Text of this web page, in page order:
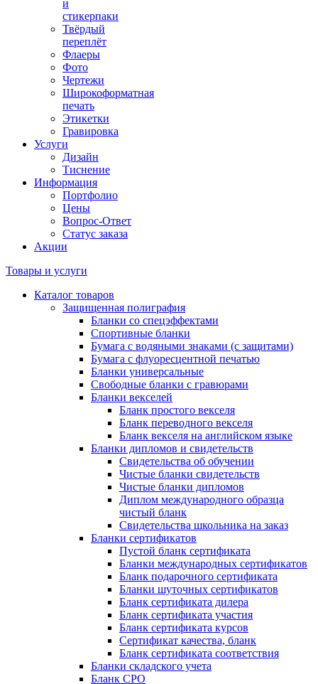
и
стикерпаки
Твёрдый
переплёт
Флаеры
Фото
Чертежи
Широкоформатная
печать
Этикетки
Гравировка
Услуги
Дизайн
Тиснение
Информация
Портфолио
Цены
Вопрос-Ответ
Статус заказа
Акции
Товары и услуги
Каталог товаров
Защищенная полиграфия
Бланки со спецэффектами
Спортивные бланки
Бумага с водяными знаками (с защитами)
Бумага с флуоресцентной печатью
Бланки универсальные
Свободные бланки с гравюрами
Бланки векселей
Бланк простого векселя
Бланк переводного векселя
Бланк векселя на английском языке
Бланки дипломов и свидетельств
Свидетельства об обучении
Чистые бланки свидетельств
Чистые бланки дипломов
Диплом международного образца
чистый бланк
Свидетельства школьника на заказ
Бланки сертификатов
Пустой бланк сертификата
Бланки международных сертификатов
Бланк подарочного сертификата
Бланки шуточных сертификатов
Бланк сертификата дилера
Бланк сертификата участия
Бланк сертификата курсов
Сертификат качества, бланк
Бланк сертификата соответствия
Бланки складского учета
Бланк СРО